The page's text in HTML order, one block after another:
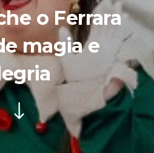
o Ferrara
magia e